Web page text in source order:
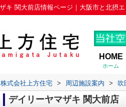
HOME
ホーム
株式会社上方住宅 > 周辺施設案内 > 吹
デイリーヤマザキ 関大前店